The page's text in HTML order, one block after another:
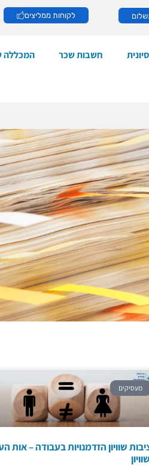
לקוחות ממליצים
חשבות שכר המכללה
מעסיקים
שוויון הזדמנויות בעבודה – אות